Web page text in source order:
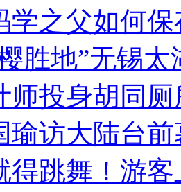
学之父如何
胜地”无锡
师投身胡同
瑜访大陆台
得跳舞！游客